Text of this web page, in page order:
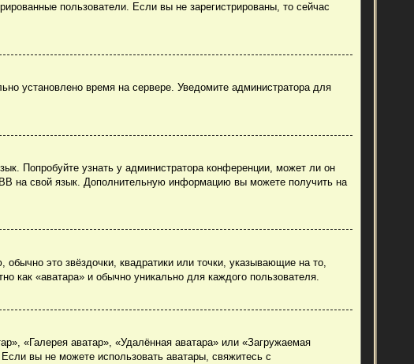
пользователи. Если вы не зарегистрированы, то сейчас
установлено время на сервере. Уведомите администратора для
Попробуйте узнать у администратора конференции, может ли он
на свой язык. Дополнительную информацию вы можете получить на
это звёздочки, квадратики или точки, указывающие на то,
как «аватара» и обычно уникально для каждого пользователя.
«Галерея аватар», «Удалённая аватара» или «Загружаемая
вы не можете использовать аватары, свяжитесь с